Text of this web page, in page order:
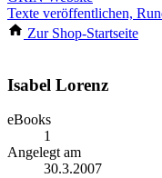
Texte veröffentlichen,
Zur Shop-Startseite
Isabel Lorenz
eBooks
1
Angelegt am
30.3.2007